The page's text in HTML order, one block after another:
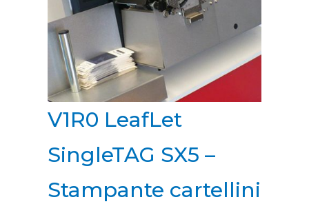
V1R0 LeafLet
SingleTAG SX5 –
Stampante cartellini